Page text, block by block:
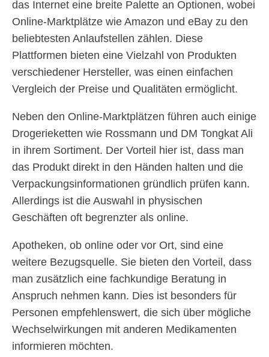
das Internet eine breite Palette an Optionen, wobei
Online-Marktplätze wie Amazon und eBay zu den
beliebtesten Anlaufstellen zählen. Diese
Plattformen bieten eine Vielzahl von Produkten
verschiedener Hersteller, was einen einfachen
Vergleich der Preise und Qualitäten ermöglicht.
Neben den Online-Marktplätzen führen auch einige
Drogerieketten wie Rossmann und DM Tongkat Ali
in ihrem Sortiment. Der Vorteil hier ist, dass man
das Produkt direkt in den Händen halten und die
Verpackungsinformationen gründlich prüfen kann.
Allerdings ist die Auswahl in physischen
Geschäften oft begrenzter als online.
Apotheken, ob online oder vor Ort, sind eine
weitere Bezugsquelle. Sie bieten den Vorteil, dass
man zusätzlich eine fachkundige Beratung in
Anspruch nehmen kann. Dies ist besonders für
Personen empfehlenswert, die sich über mögliche
Wechselwirkungen mit anderen Medikamenten
informieren möchten.